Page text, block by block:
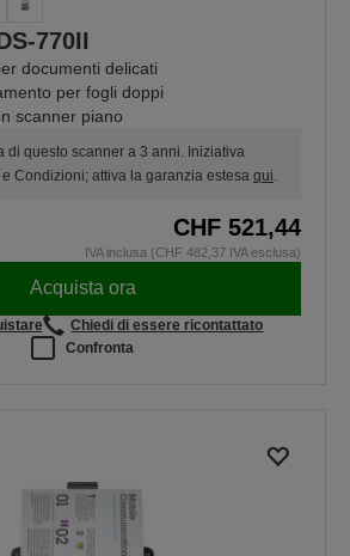
770II
documenti delicati
per fogli doppi
scanner piano
di questo scanner a 3 anni. Iniziativa
Condizioni; attiva la garanzia estesa qui
CHF 521,44
IVA inclusa (CHF 482,37 IVA esclusa)
Acquista ora
Chiedi di essere ricontattato
Confronta